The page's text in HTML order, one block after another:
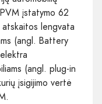
įstatymo 62
lengvata
(angl. Battery
(angl. plug-in
įsigijimo vertė